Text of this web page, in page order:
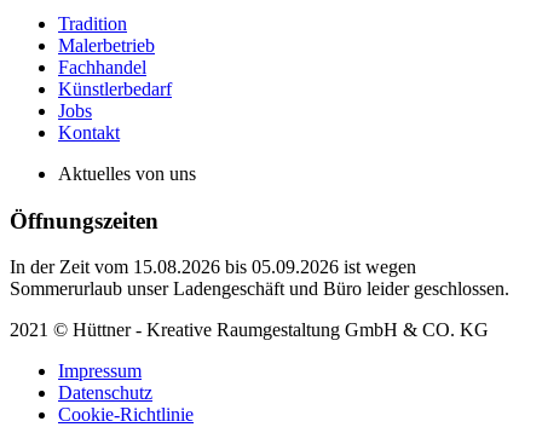
Tradition
Malerbetrieb
Fachhandel
Künstlerbedarf
Jobs
Kontakt
Aktuelles von uns
Öffnungszeiten
In der Zeit vom 15.08.2026 bis 05.09.2026 ist wegen
Sommerurlaub unser Ladengeschäft und Büro leider geschlossen.
2021 © Hüttner - Kreative Raumgestaltung GmbH & CO. KG
Impressum
Datenschutz
Cookie-Richtlinie